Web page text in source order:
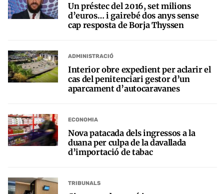
Un préstec del 2016, set milions
d’euros… i gairebé dos anys sense
cap resposta de Borja Thyssen
ADMINISTRACIÓ
Interior obre expedient per aclarir el
cas del penitenciari gestor d’un
aparcament d’autocaravanes
ECONOMIA
Nova patacada dels ingressos a la
duana per culpa de la davallada
d’importació de tabac
TRIBUNALS